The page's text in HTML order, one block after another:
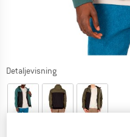
Detaljevisning